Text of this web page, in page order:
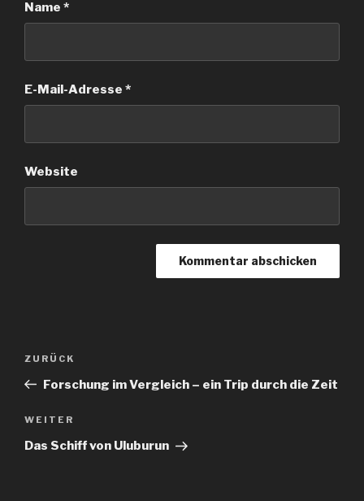
Name *
E-Mail-Adresse *
Website
Beitragsnavigation
Vorheriger
Beitrag
ZURÜCK
Forschung im Vergleich – ein Trip durch die Zeit
Nächster
Beitrag
WEITER
Das Schiff von Uluburun